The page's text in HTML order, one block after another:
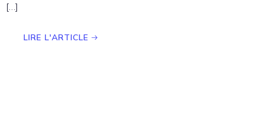
[…]
LIRE L'ARTICLE